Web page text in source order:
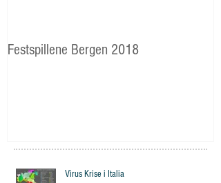
Festspillene Bergen 2018
Virus Krise i Italia